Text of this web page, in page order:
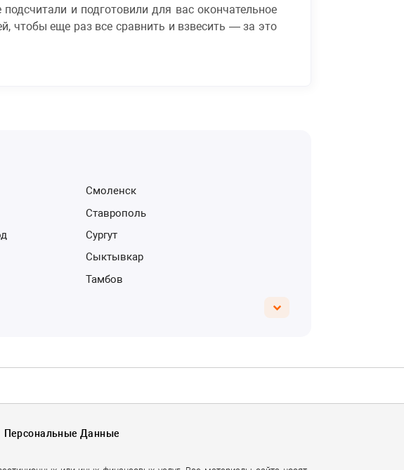
и подготовили для вас окончательное
чтобы еще раз все сравнить и взвесить — за это
Смоленск
Ставрополь
Сургут
Сыктывкар
Тамбов
Персональные Данные